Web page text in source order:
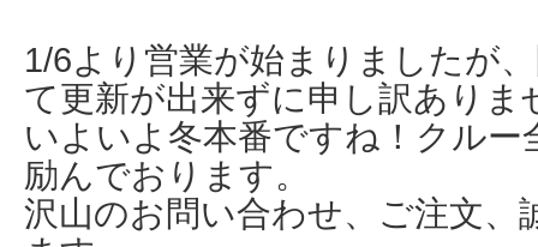
1/6より営業が始まりましたが
て更新が出来ずに申し訳ありま
いよいよ冬本番ですね！クルー
励んでおります。
沢山のお問い合わせ、ご注文、